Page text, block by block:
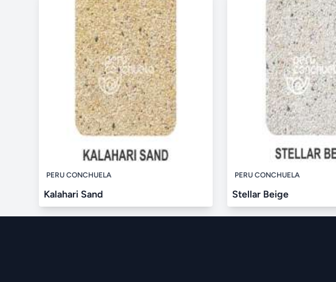
PERU CONCHUELA
Kalahari Sand
PERU CONCHUELA
Stellar Beige